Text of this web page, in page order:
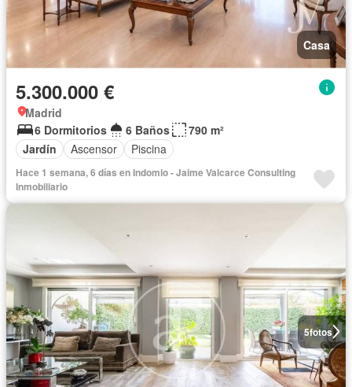
Casa
5.300.000 €
Madrid
6 Dormitorios
6 Baños
790 m²
Jardín
Ascensor Piscina
Hace 1 semana, 6 días en Indomio - Jaime Valcarce Consulting
Inmobiliario
5fotos